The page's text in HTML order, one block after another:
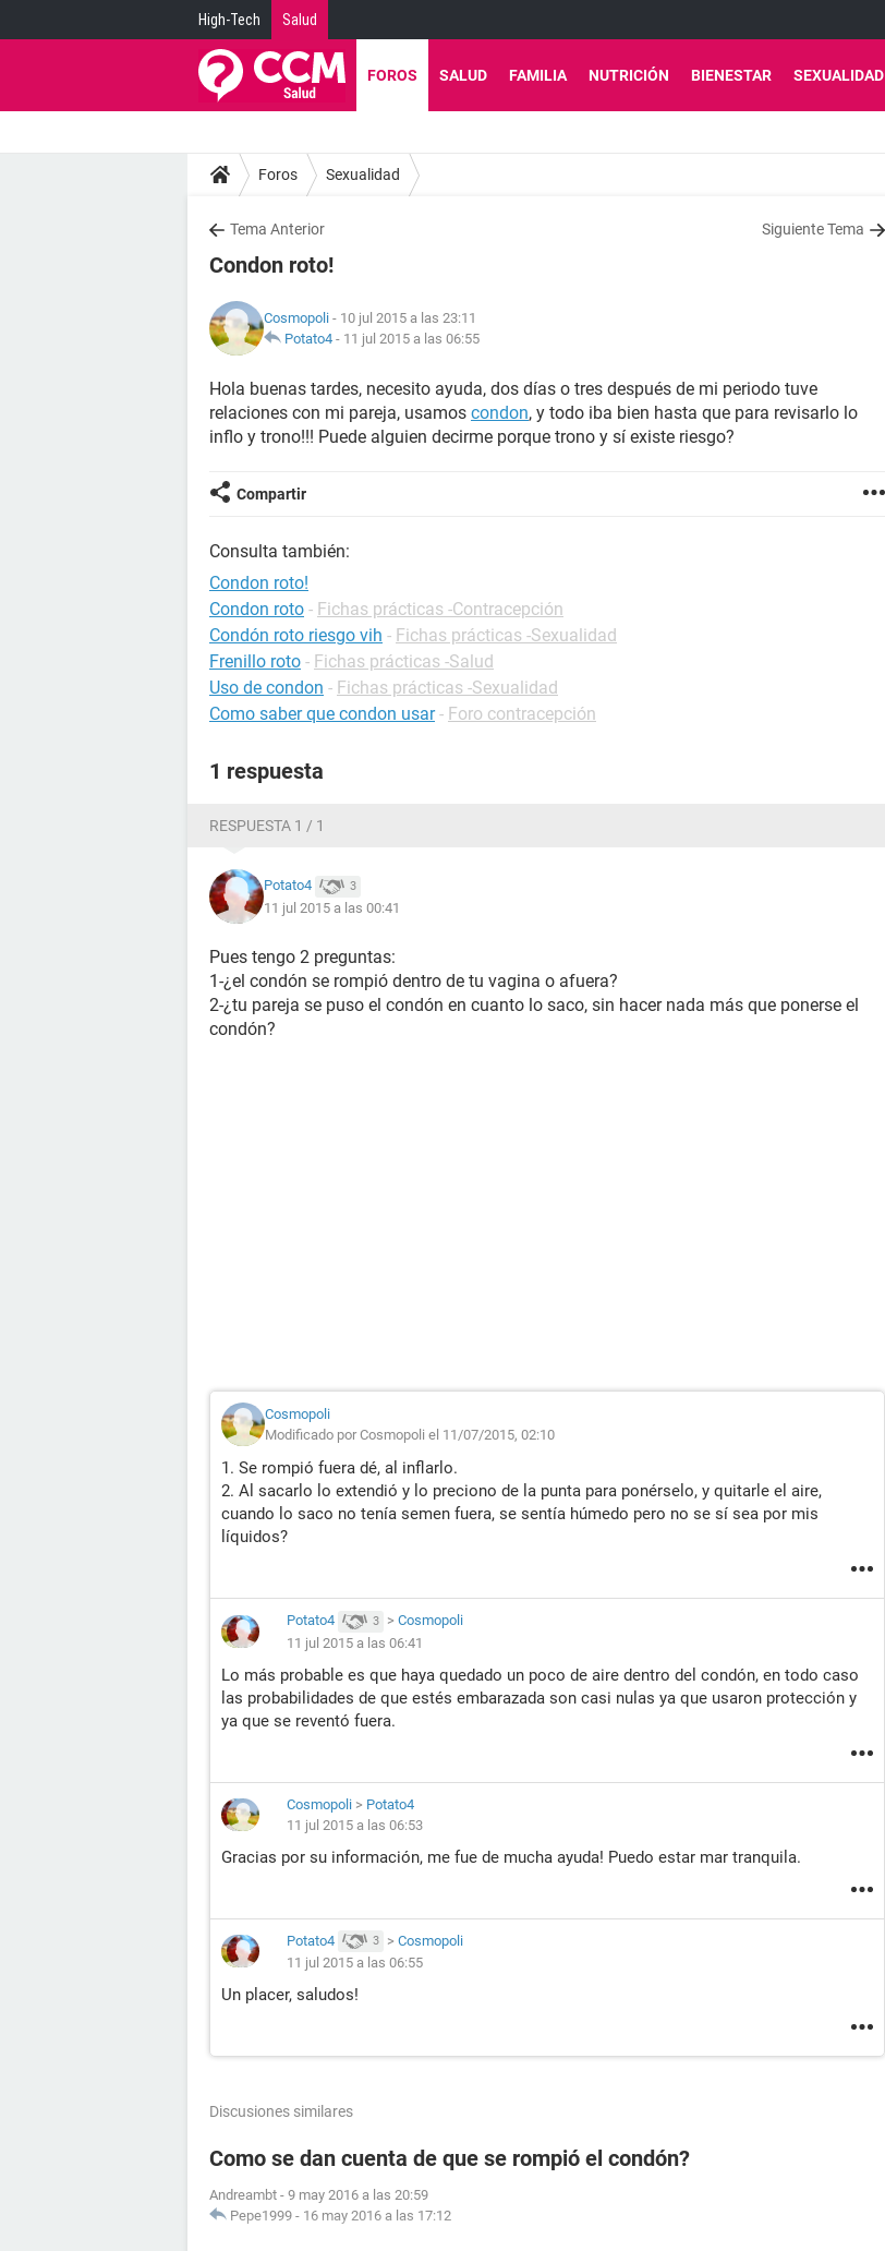
High-Tech Salud
FOROS SALUD FAMILIA NUTRICIÓN BIENESTAR SEXUALIDAD
Foros Sexualidad
Tema Anterior Siguiente Tema
Condon roto!
Cosmopoli - 10 jul 2015 a las 23:11
Potato4 - 11 jul 2015 a las 06:55
Hola buenas tardes, necesito ayuda, dos días o tres después de mi periodo tuve
relaciones con mi pareja, usamos condon, y todo iba bien hasta que para revisarlo lo
inflo y trono!!! Puede alguien decirme porque trono y sí existe riesgo?
Compartir
Consulta también:
Condon roto!
Condon roto - Fichas prácticas -Contracepción
Condón roto riesgo vih - Fichas prácticas -Sexualidad
Frenillo roto - Fichas prácticas -Salud
Uso de condon - Fichas prácticas -Sexualidad
Como saber que condon usar - Foro contracepción
1 respuesta
RESPUESTA 1 / 1
Potato4 3
11 jul 2015 a las 00:41
Pues tengo 2 preguntas:
1-¿el condón se rompió dentro de tu vagina o afuera?
2-¿tu pareja se puso el condón en cuanto lo saco, sin hacer nada más que ponerse el
condón?
Cosmopoli
Modificado por Cosmopoli el 11/07/2015, 02:10
1. Se rompió fuera dé, al inflarlo.
2. Al sacarlo lo extendió y lo preciono de la punta para ponérselo, y quitarle el aire,
cuando lo saco no tenía semen fuera, se sentía húmedo pero no se sí sea por mis
líquidos?
Potato4 3 > Cosmopoli
11 jul 2015 a las 06:41
Lo más probable es que haya quedado un poco de aire dentro del condón, en todo caso
las probabilidades de que estés embarazada son casi nulas ya que usaron protección y
ya que se reventó fuera.
Cosmopoli > Potato4
11 jul 2015 a las 06:53
Gracias por su información, me fue de mucha ayuda! Puedo estar mar tranquila.
Potato4 3 > Cosmopoli
11 jul 2015 a las 06:55
Un placer, saludos!
Discusiones similares
Como se dan cuenta de que se rompió el condón?
Andreambt - 9 may 2016 a las 20:59
Pepe1999 - 16 may 2016 a las 17:12